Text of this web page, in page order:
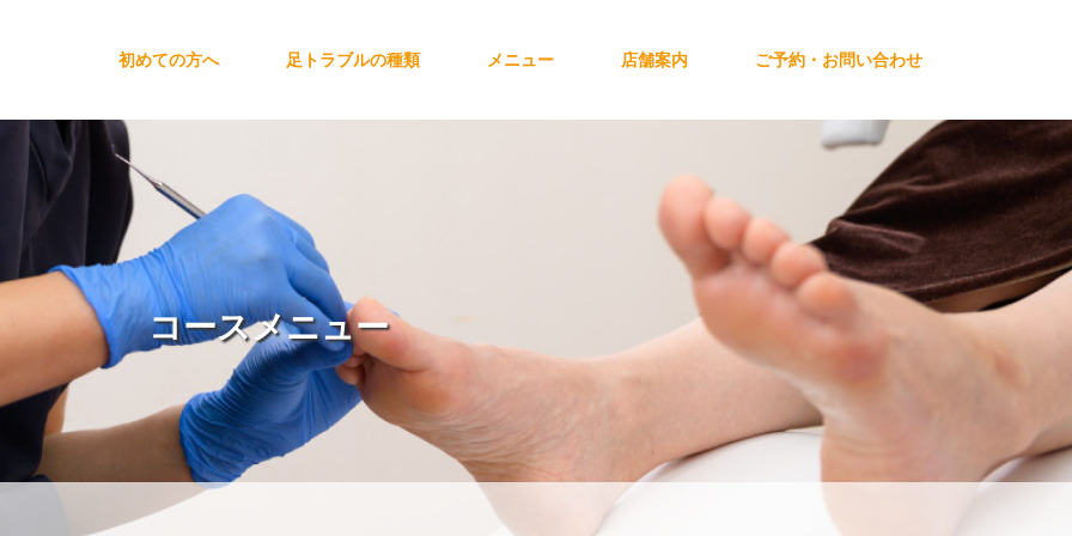
初めての方へ 足トラブルの種類 メニュー 店舗案内 ご予約・お問い合わせ
コースメニュー